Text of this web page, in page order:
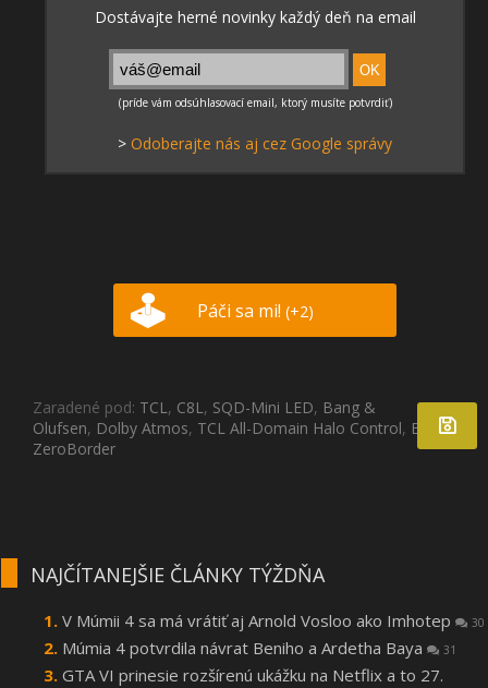
> Odoberajte nás aj cez Google správy
Páči sa mi! (+2)
Zaradené pod: TCL, C8L, SQD-Mini LED, Bang &
Olufsen, Dolby Atmos, TCL All-Domain Halo Control, BT.2020
ZeroBorder
NAJČÍTANEJŠIE ČLÁNKY TÝŽDŇA
V Múmii 4 sa má vrátiť aj Arnold Vosloo ako Imhotep 30
Múmia 4 potvrdila návrat Beniho a Ardetha Baya 31
GTA VI prinesie rozšírenú ukážku na Netflix a to 27.